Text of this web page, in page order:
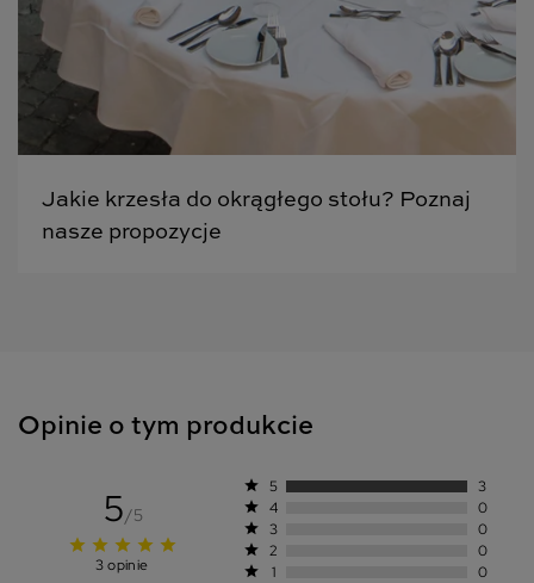
Jakie krzesła do okrągłego stołu? Poznaj
nasze propozycje
Opinie o tym produkcie
5/5
star star star star star
3 opinie
star 5 3
star 4 0
star 3 0
star 2 0
star 1 0